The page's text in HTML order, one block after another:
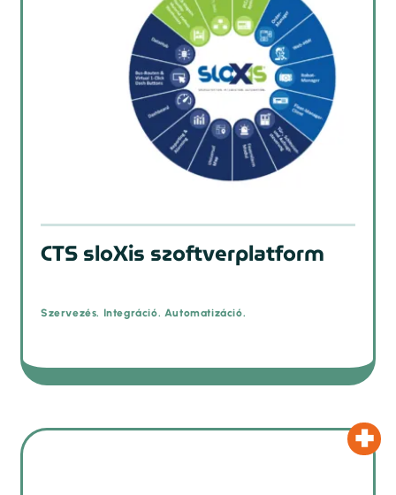
CTS sloXis szoftverplatform
Szervezés. Integráció. Automatizáció.